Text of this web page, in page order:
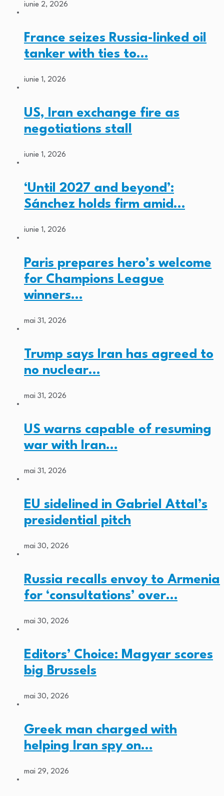
iunie 2, 2026
France seizes Russia-linked oil
tanker with ties to…
iunie 1, 2026
US, Iran exchange fire as
negotiations stall
iunie 1, 2026
‘Until 2027 and beyond’:
Sánchez holds firm amid…
iunie 1, 2026
Paris prepares hero’s welcome
for Champions League
winners…
mai 31, 2026
Trump says Iran has agreed to
no nuclear…
mai 31, 2026
US warns capable of resuming
war with Iran…
mai 31, 2026
EU sidelined in Gabriel Attal’s
presidential pitch
mai 30, 2026
Russia recalls envoy to Armenia
for ‘consultations’ over…
mai 30, 2026
Editors’ Choice: Magyar scores
big Brussels
mai 30, 2026
Greek man charged with
helping Iran spy on…
mai 29, 2026